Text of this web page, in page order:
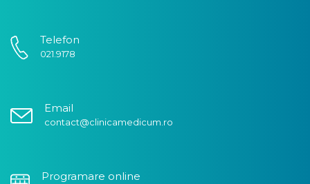
Telefon
021.9178
Email
contact@clinicamedicum.ro
Programare online